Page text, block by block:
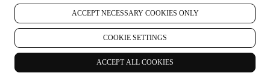
ACCEPT NECESSARY COOKIES ONLY
COOKIE SETTINGS
ACCEPT ALL COOKIES
om u een bevestiging van uw aankoop te sturen. We zullen
uw persoonsgegevens ook gebruiken om uw verzoeken te
beantwoorden die via onze Websiteformulieren of andere
kanalen worden verzonden. Deze verwerkingsactiviteit is
vereist om ons in staat te stellen onze diensten aan u te
leveren. Wij kunnen uw gegevens verwerken op basis van
ons legitiem belang (naar behoren rekening houdend met uw